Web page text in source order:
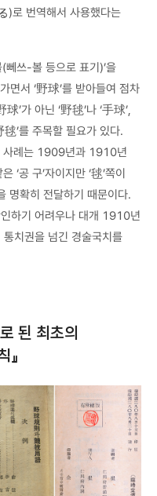
)로 번역해서 사용했다는
뻬쓰-볼 등으로 표기)’을
면서 ‘野球’를 받아들여 점차
’가 아닌 ‘野毬’나 ‘手球’,
毬’를 주목할 필요가 있다.
사례는 1909년과 1910년
‘공 구’자이지만 ‘毬’쪽이
명확히 전달하기 때문이다.
하기 어려우나 대개 1910년
치권을 넘긴 경술국치를
된 최초의
』